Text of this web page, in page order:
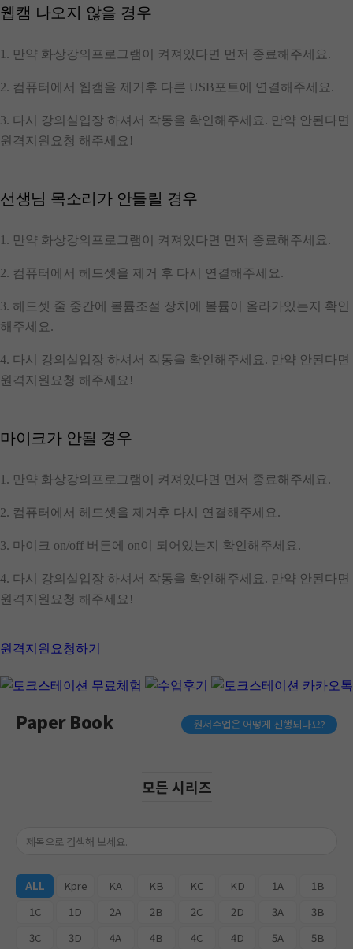
웹캠 나오지 않을 경우
1. 만약 화상강의프로그램이 켜져있다면 먼저 종료해주세요.
2. 컴퓨터에서 웹캠을 제거후 다른 USB포트에 연결해주세요.
3. 다시 강의실입장 하셔서 작동을 확인해주세요. 만약 안된다면
원격지원요청 해주세요!
선생님 목소리가 안들릴 경우
1. 만약 화상강의프로그램이 켜져있다면 먼저 종료해주세요.
2. 컴퓨터에서 헤드셋을 제거 후 다시 연결해주세요.
3. 헤드셋 줄 중간에 볼륨조절 장치에 볼륨이 올라가있는지 확인
해주세요.
4. 다시 강의실입장 하셔서 작동을 확인해주세요. 만약 안된다면
원격지원요청 해주세요!
마이크가 안될 경우
1. 만약 화상강의프로그램이 켜져있다면 먼저 종료해주세요.
2. 컴퓨터에서 헤드셋을 제거후 다시 연결해주세요.
3. 마이크 on/off 버튼에 on이 되어있는지 확인해주세요.
4. 다시 강의실입장 하셔서 작동을 확인해주세요. 만약 안된다면
원격지원요청 해주세요!
원격지원요청하기
Paper Book 원서수업은 어떻게 진행되나요?
모든 시리즈
ALL Kpre KA KB KC KD 1A
1B
1C
1D 2A 2B 2C 2D 3A
3B
3C
3D 4A 4B 4C 4D 5A 5B